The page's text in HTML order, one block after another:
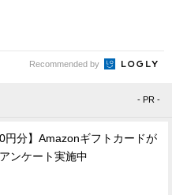
Recommended by
- PR -
円分】Amazonギフトカードが
ンケート実施中